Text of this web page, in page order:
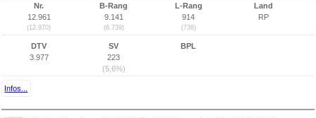
Nr.
12.961
(12.970)
B-Rang
9.141
(6.739)
L-Rang
914
(738)
Land
RP
DTV
3.977
SV
223
(5,6%)
BPL
Infos...